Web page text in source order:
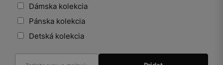
Dámska kolekcia
Pánska kolekcia
Detská kolekcia